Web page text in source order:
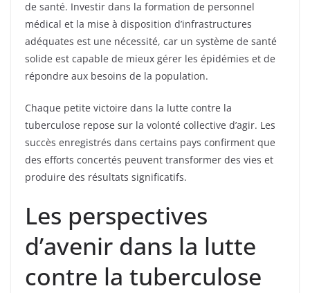
de santé. Investir dans la formation de personnel
médical et la mise à disposition d’infrastructures
adéquates est une nécessité, car un système de santé
solide est capable de mieux gérer les épidémies et de
répondre aux besoins de la population.
Chaque petite victoire dans la lutte contre la
tuberculose repose sur la volonté collective d’agir. Les
succès enregistrés dans certains pays confirment que
des efforts concertés peuvent transformer des vies et
produire des résultats significatifs.
Les perspectives
d’avenir dans la lutte
contre la tuberculose